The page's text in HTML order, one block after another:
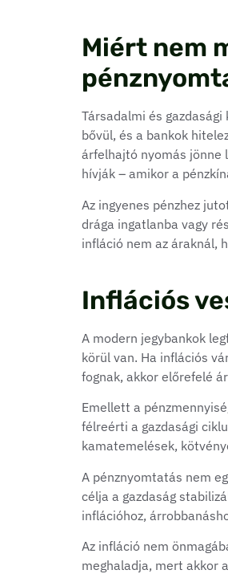
Miért nem
Társadalmi és
bővül, és a bankok
árfelhajtó nyomás jönne
hívják – amikor a
Az ingyenes pénzhez
drága ingatlanba vagy
infláció nem az áraknál,
Inflációs
A modern jegybankok
körül van. Ha inflációs
fognak, akkor előrefelé
Emellett a
félreérti a gazdasági
kamatemelések,
A pénznyomtatás nem
célja a gazdaság
inflációhoz,
Az infláció nem
meghaladja, mert akkor